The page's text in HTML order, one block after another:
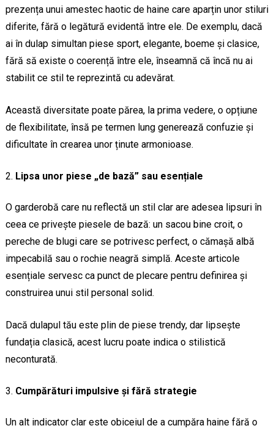
prezența unui amestec haotic de haine care aparțin unor stiluri
diferite, fără o legătură evidentă între ele. De exemplu, dacă
ai în dulap simultan piese sport, elegante, boeme și clasice,
fără să existe o coerență între ele, înseamnă că încă nu ai
stabilit ce stil te reprezintă cu adevărat.
Această diversitate poate părea, la prima vedere, o opțiune
de flexibilitate, însă pe termen lung generează confuzie și
dificultate în crearea unor ținute armonioase.
Lipsa unor piese „de bază” sau esențiale
O garderobă care nu reflectă un stil clar are adesea lipsuri în
ceea ce privește piesele de bază: un sacou bine croit, o
pereche de blugi care se potrivesc perfect, o cămașă albă
impecabilă sau o rochie neagră simplă. Aceste articole
esențiale servesc ca punct de plecare pentru definirea și
construirea unui stil personal solid.
Dacă dulapul tău este plin de piese trendy, dar lipsește
fundația clasică, acest lucru poate indica o stilistică
neconturată.
Cumpărături impulsive și fără strategie
Un alt indicator clar este obiceiul de a cumpăra haine fără o